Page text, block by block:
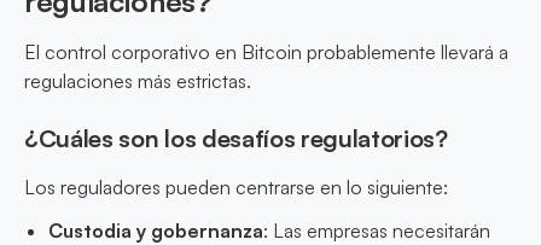
El control corporativo en Bitcoin probablemente llevará a
regulaciones más estrictas.
¿Cuáles son los desafíos regulatorios?
Los reguladores pueden centrarse en lo siguiente:
Custodia y gobernanza: Las empresas necesitarán